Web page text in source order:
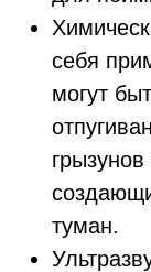
себя
могут
туман.